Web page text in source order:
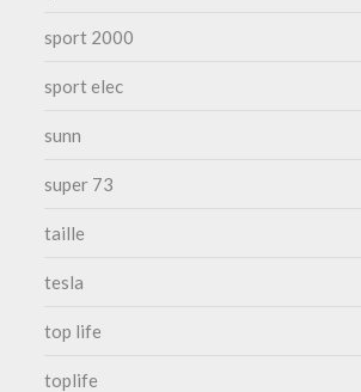
sport 2000
sport elec
sunn
super 73
taille
tesla
top life
toplife